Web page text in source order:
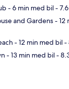
- 6 min med bil-
and Gardens- 12
- 12 min med bil-
- 13 min med bil-